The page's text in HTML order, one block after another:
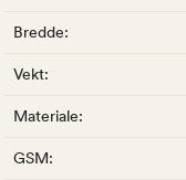
Bredde:
Vekt:
Materiale:
GSM: